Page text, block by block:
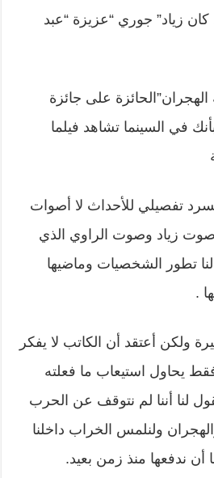
زياد” جوري “عزيزة “عبد
الهجران”الحائزة على جائزة
في السينما تشاهد فيلما
تفصيلي للأحداث لا أصوات
زياد وصوت الراوي الذي
تطور الشخصيات وماضيها
.
ولكن أعتقد أن الكاتب لا يفكر
فقط يحاول استيعاب ما فعلته
لنا أننا لم نتوقف عن الحرب
ولنلمس الخراب داخلنا
أن ندفعها منذ زمن بعيد.